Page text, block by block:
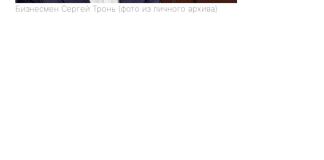
Бизнесмен Сергей Тронь (фото из личного архива)